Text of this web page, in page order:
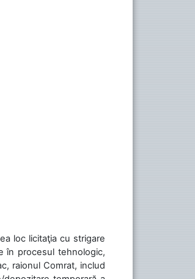
loc licitaţia cu strigare
în procesul tehnologic,
raionul Comrat, includ